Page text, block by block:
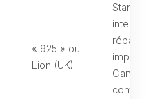
« 925 » ou
Lion (UK)
Standard
importés